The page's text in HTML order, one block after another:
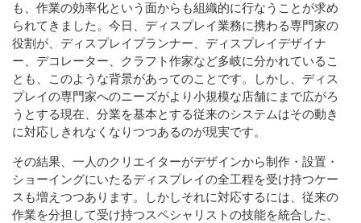
も、作業の効率化という面からも組織的に行なうことが求め
られてきました。今日、ディスプレイ業務に携わる専門家の
役割が、ディスプレイプランナー、ディスプレイデザイナ
ー、デコレーター、クラフト作家など多岐に分かれているこ
とも、このような背景があってのことです。しかし、ディス
プレイの専門家へのニーズがより小規模な店舗にまで広がろ
うとする現在、分業を基本とする従来のシステムはその動き
に対応しきれなくなりつつあるのが現実です。
その結果、一人のクリエイターがデザインから制作・設置・
ショーイングにいたるディスプレイの全工程を受け持つケー
スも増えつつあります。しかしそれに対応するには、従来の
作業を分担して受け持つスペシャリストの技能を統合した、